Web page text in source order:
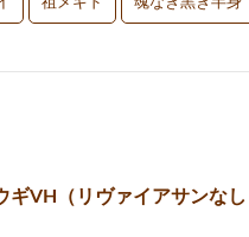
VH（リヴァイアサンな